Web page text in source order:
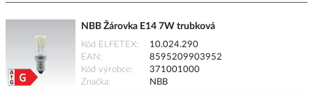
NBB Žárovka E14 7W trubková
Kód ELFETEX
10.024.290
EAN
8595209903952
Kód výrobce
371001000
Značka
NBB